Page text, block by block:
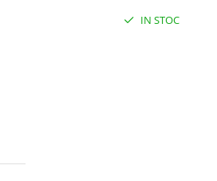
IN STOC